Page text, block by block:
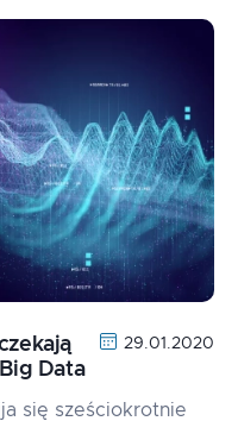
Data
29.01.2020
się sześciokrotnie